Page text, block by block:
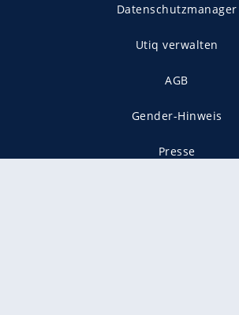
Datenschutzmanager
Utiq verwalten
AGB
Gender-Hinweis
Presse